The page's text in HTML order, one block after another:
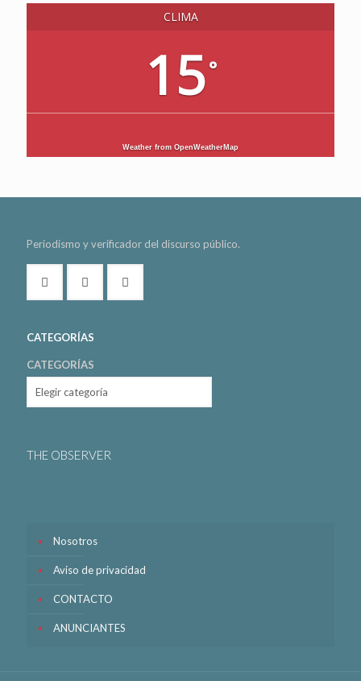
CLIMA
15°
Weather from OpenWeatherMap
Periodismo y verificador del discurso público.
CATEGORÍAS
CATEGORÍAS
THE OBSERVER
Nosotros
Aviso de privacidad
CONTACTO
ANUNCIANTES